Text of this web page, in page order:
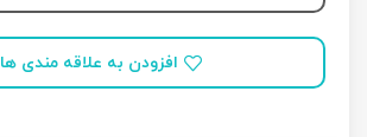
افزودن به علاقه مندی ها